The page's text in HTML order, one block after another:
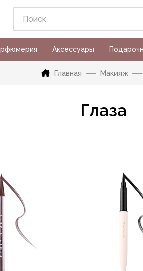
Аксессуары
Главная Макияж
Глаза